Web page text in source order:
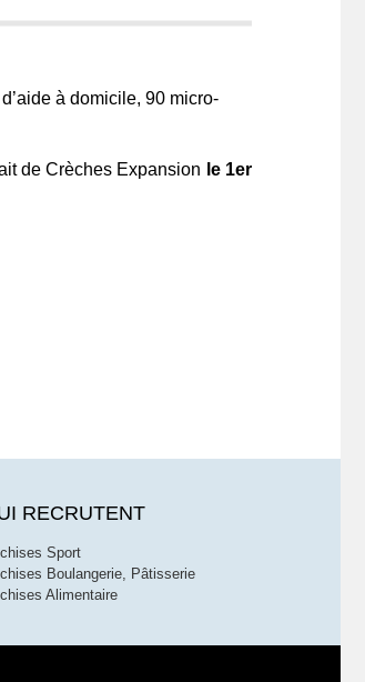
à domicile, 90 micro-
de Crèches Expansion le 1er
RECRUTENT
Sport
Boulangerie, Pâtisserie
Alimentaire